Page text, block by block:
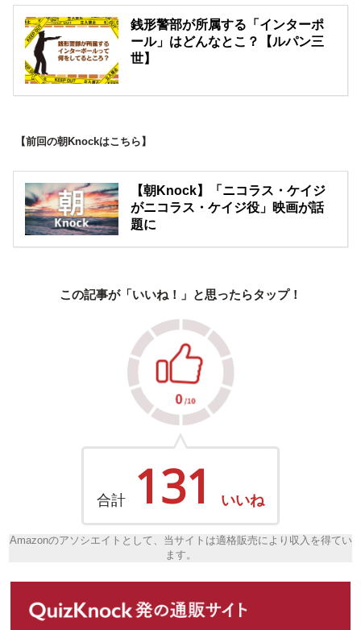
銭形警部が所属する「インターポ
ール」はどんなとこ？【ルパン三
世】
【前回の朝Knockはこちら】
【朝Knock】「ニコラス・ケイジ
がニコラス・ケイジ役」映画が話
題に
この記事が「いいね！」と思ったらタップ！
合計 131 いいね
Amazonのアソシエイトとして、当サイトは適格販売により収入を得てい
ます。